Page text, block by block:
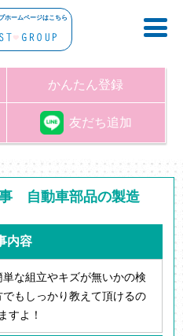
ホームページはこちら
かんたん登録
友だち追加
自動車部品の製造
内容
な組立やキズが無いかの検
もしっかり教えて頂けるの
すよ！